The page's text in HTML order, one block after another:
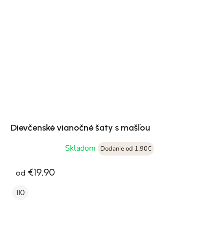
Dievčenské vianočné šaty s mašľou
Skladom
Dodanie od 1,90€
od €19,90
110